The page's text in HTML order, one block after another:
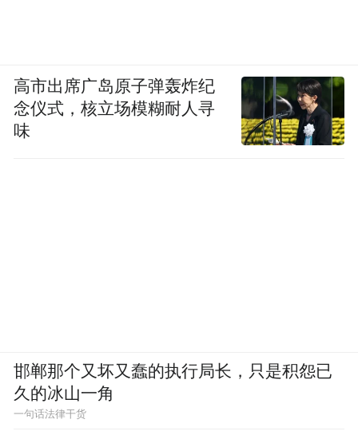
高市出席广岛原子弹轰炸纪
念仪式，核立场模糊耐人寻
味
邯郸那个又坏又蠢的执行局长，只是积怨已
久的冰山一角
一句话法律干货